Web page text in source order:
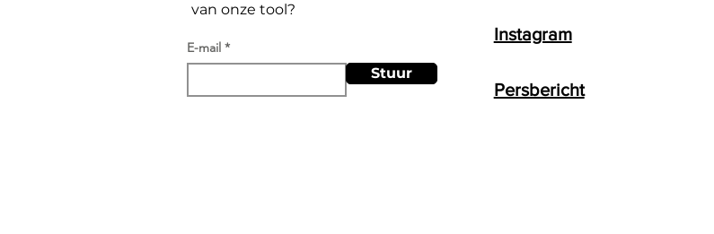
van onze tool?
E-mail
Stuur
Instagram
Persbericht